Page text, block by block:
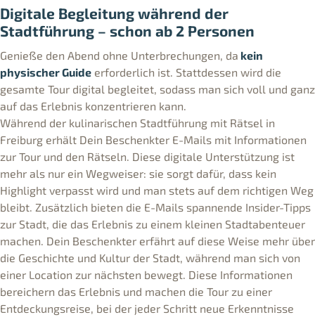
Digitale Begleitung während der
Stadtführung – schon ab 2 Personen
Genieße den Abend ohne Unterbrechungen, da kein
physischer Guide erforderlich ist. Stattdessen wird die
gesamte Tour digital begleitet, sodass man sich voll und ganz
auf das Erlebnis konzentrieren kann.
Während der kulinarischen Stadtführung mit Rätsel in
Freiburg erhält Dein Beschenkter E-Mails mit Informationen
zur Tour und den Rätseln. Diese digitale Unterstützung ist
mehr als nur ein Wegweiser: sie sorgt dafür, dass kein
Highlight verpasst wird und man stets auf dem richtigen Weg
bleibt. Zusätzlich bieten die E-Mails spannende Insider-Tipps
zur Stadt, die das Erlebnis zu einem kleinen Stadtabenteuer
machen. Dein Beschenkter erfährt auf diese Weise mehr über
die Geschichte und Kultur der Stadt, während man sich von
einer Location zur nächsten bewegt. Diese Informationen
bereichern das Erlebnis und machen die Tour zu einer
Entdeckungsreise, bei der jeder Schritt neue Erkenntnisse